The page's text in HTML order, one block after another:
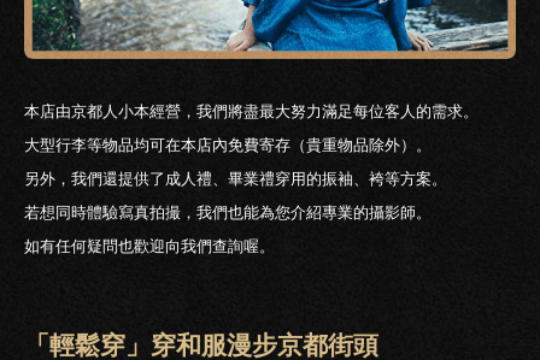
本店由京都人小本經營，我們將盡最大努力滿足每位客人的需求。
大型行李等物品均可在本店內免費寄存（貴重物品除外）。
另外，我們還提供了成人禮、畢業禮穿用的振袖、袴等方案。
若想同時體驗寫真拍撮，我們也能為您介紹專業的攝影師。
如有任何疑問也歡迎向我們查詢喔。
「輕鬆穿」穿和服漫步京都街頭